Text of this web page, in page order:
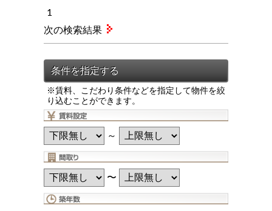
1
※賃料、こだわり条件などを指定して物件を絞
り込むことができます。
～
〜